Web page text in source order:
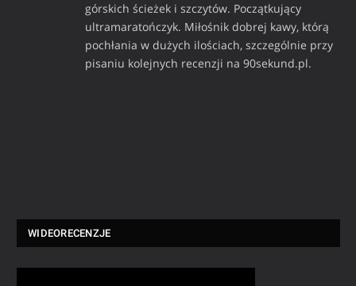
górskich ścieżek i szczytów. Początkujący
ultramaratończyk. Miłośnik dobrej kawy, którą
pochłania w dużych ilościach, szczególnie przy
pisaniu kolejnych recenzji na 90sekund.pl.
WIDEORECENZJE